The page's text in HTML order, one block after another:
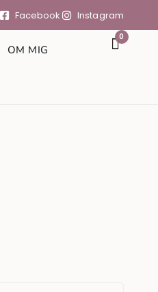
Facebook Instagram
OM MIG
0